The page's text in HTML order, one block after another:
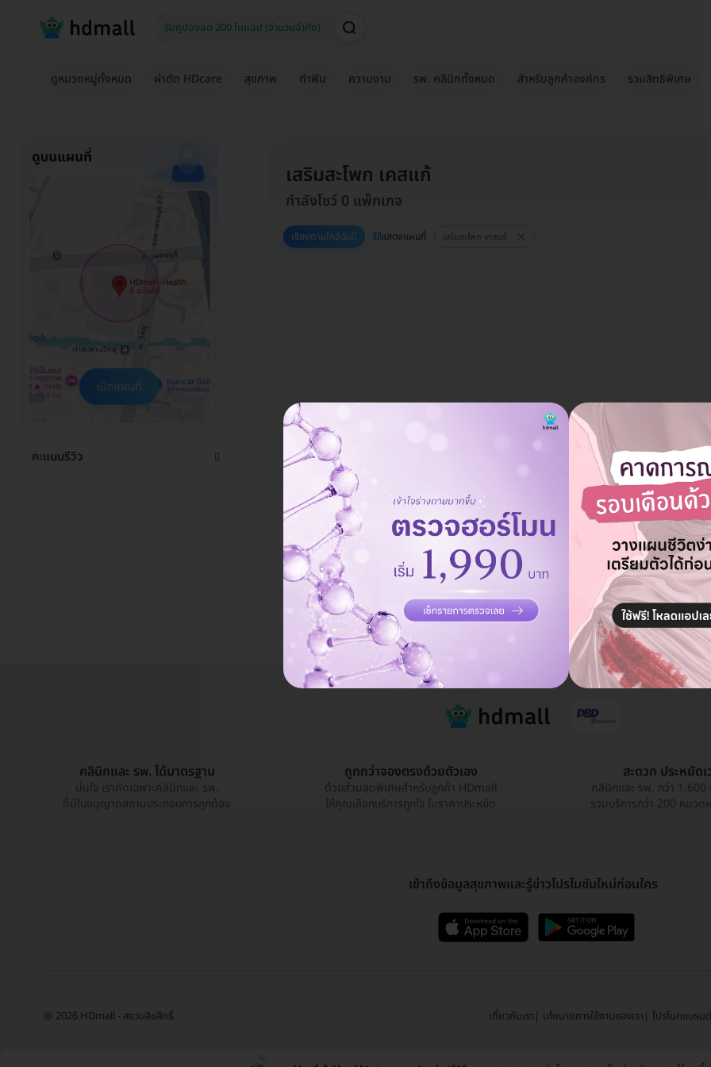
ดูหมวดหมู่ทั้งหมด ผ่าตัด HDcare สุขภาพ ทำฟัน ความงาม รพ. คลินิกทั้งหมด สำหรับลูกค้าองค์กร รวมสิทธิพิเศษ
คะแนนรีวิว
เสริมสะโพก เคสแก้
กำลังโชว์ 0 แพ็กเกจ
เรียงตามใกล้ฉัน แสดงแผนที่ เสริมสะโพก เคสแก้
แอดมินพร้อมดูแลคุณทุกวันทางไลน์
คุยกับแอดมิน ฟรี!
คลินิกและ รพ. ได้มาตรฐาน
มั่นใจ เราคัดเฉพาะคลินิกและ รพ.
ที่มีใบอนุญาตสถานประกอบการถูกต้อง
ถูกกว่าจองตรงด้วยตัวเอง
ด้วยส่วนลดพิเศษสำหรับลูกค้า HDmall
ให้คุณเลือกบริการถูกใจ ในราคาประหยัด
สะดวก ประหยัดเ
คลินิกและ รพ. กว่า 1,600
รวมบริการกว่า 200 หมวด
เข้าถึงข้อมูลสุขภาพและรู้ข่าวโปรโมชันใหม่ก่อนใคร
@ 2026 HDmall - สงวนลิขสิทธิ์ เกี่ยวกับเรา นโยบายการใช้งานของเรา โปรโมทแบร